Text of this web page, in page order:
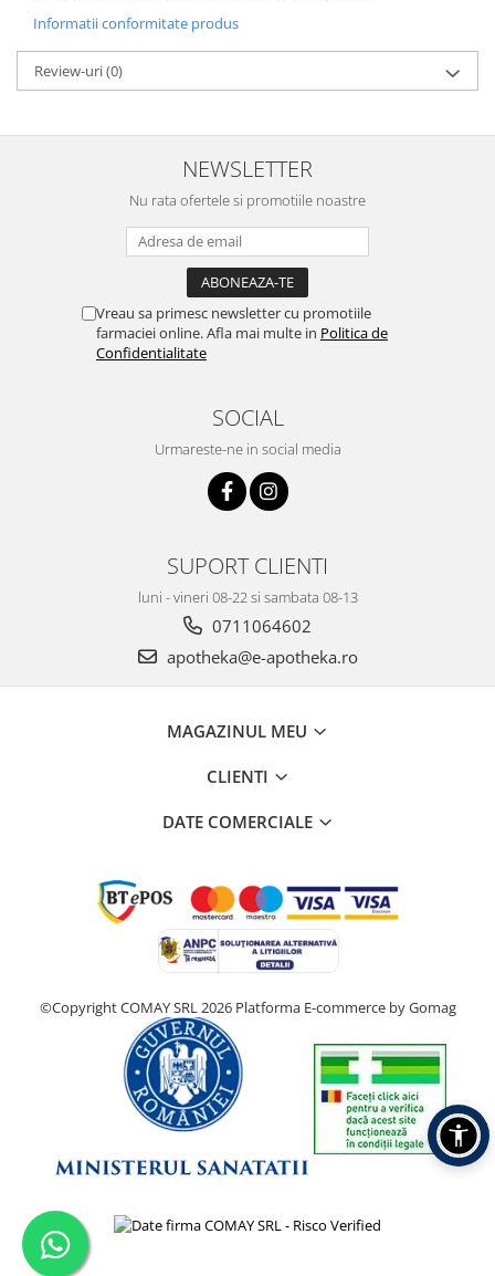
Informatii conformitate produs
Review-uri(0)
NEWSLETTER
Nu rata ofertele si promotiile noastre
Vreau sa primesc newsletter cu promotiile
farmaciei online. Afla mai multe in Politica de
Confidentialitate
SOCIAL
Urmareste-ne in social media
SUPORT CLIENTI
luni - vineri 08-22 si sambata 08-13
0711064602
apotheka@e-apotheka.ro
MAGAZINUL MEU
CLIENTI
DATE COMERCIALE
©Copyright COMAY SRL 2026 Platforma E-commerce by Gomag